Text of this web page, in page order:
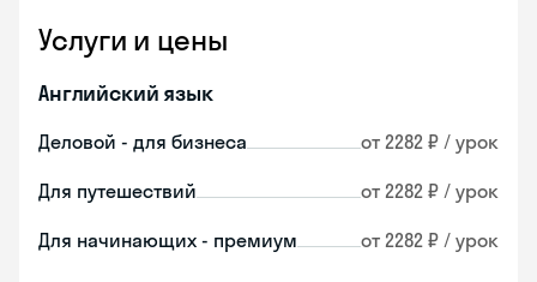
Услуги и цены
Английский язык
Деловой - для бизнеса от 2282 ₽ / урок
Для путешествий от 2282 ₽ / урок
Для начинающих - премиум от 2282 ₽ / урок